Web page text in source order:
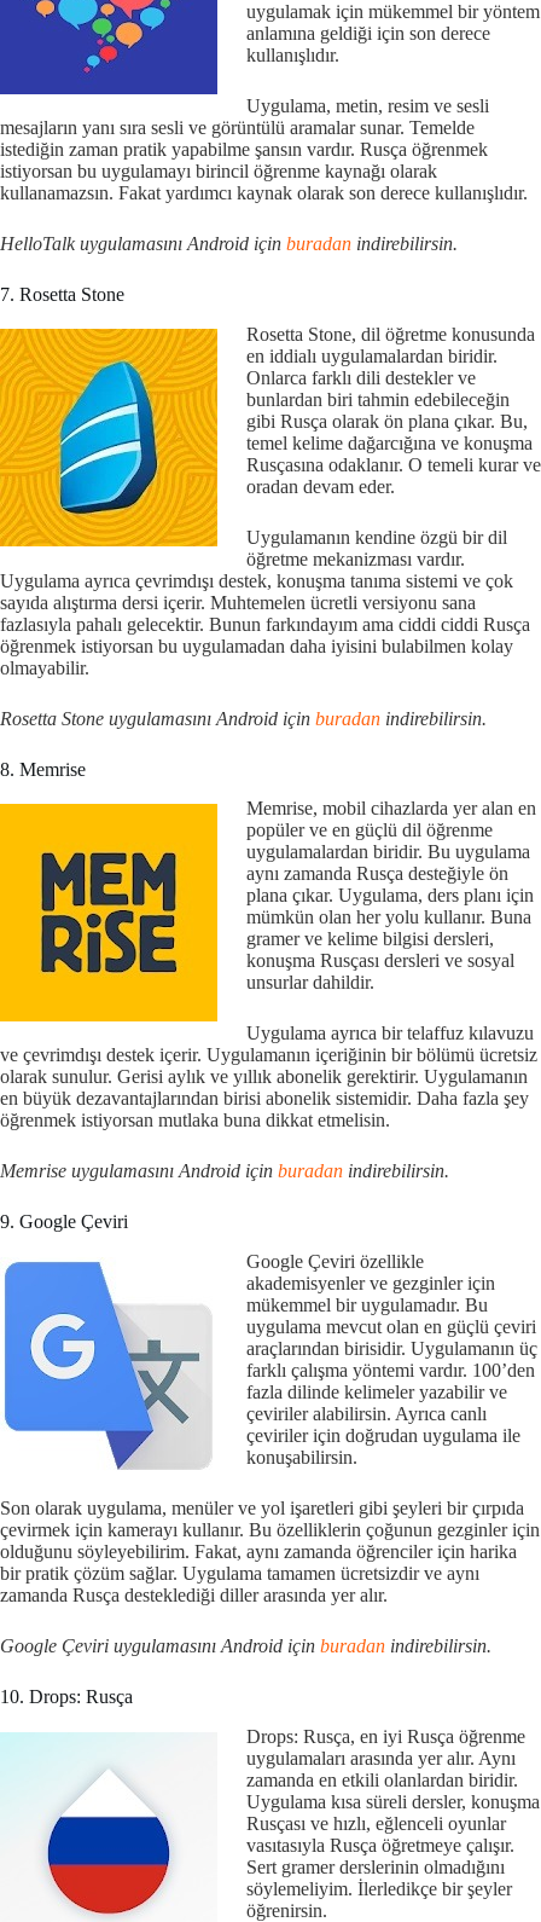
uygulamak için mükemmel bir yöntem
anlamına geldiği için son derece
kullanışlıdır.
Uygulama, metin, resim ve sesli
mesajların yanı sıra sesli ve görüntülü aramalar sunar. Temelde
istediğin zaman pratik yapabilme şansın vardır. Rusça öğrenmek
istiyorsan bu uygulamayı birincil öğrenme kaynağı olarak
kullanamazsın. Fakat yardımcı kaynak olarak son derece kullanışlıdır.
HelloTalk uygulamasını Android için buradan indirebilirsin.
7. Rosetta Stone
Rosetta Stone, dil öğretme konusunda
en iddialı uygulamalardan biridir.
Onlarca farklı dili destekler ve
bunlardan biri tahmin edebileceğin
gibi Rusça olarak ön plana çıkar. Bu,
temel kelime dağarcığına ve konuşma
Rusçasına odaklanır. O temeli kurar ve
oradan devam eder.
Uygulamanın kendine özgü bir dil
öğretme mekanizması vardır.
Uygulama ayrıca çevrimdışı destek, konuşma tanıma sistemi ve çok
sayıda alıştırma dersi içerir. Muhtemelen ücretli versiyonu sana
fazlasıyla pahalı gelecektir. Bunun farkındayım ama ciddi ciddi Rusça
öğrenmek istiyorsan bu uygulamadan daha iyisini bulabilmen kolay
olmayabilir.
Rosetta Stone uygulamasını Android için buradan indirebilirsin.
8. Memrise
Memrise, mobil cihazlarda yer alan en
popüler ve en güçlü dil öğrenme
uygulamalardan biridir. Bu uygulama
aynı zamanda Rusça desteğiyle ön
plana çıkar. Uygulama, ders planı için
mümkün olan her yolu kullanır. Buna
gramer ve kelime bilgisi dersleri,
konuşma Rusçası dersleri ve sosyal
unsurlar dahildir.
Uygulama ayrıca bir telaffuz kılavuzu
ve çevrimdışı destek içerir. Uygulamanın içeriğinin bir bölümü ücretsiz
olarak sunulur. Gerisi aylık ve yıllık abonelik gerektirir. Uygulamanın
en büyük dezavantajlarından birisi abonelik sistemidir. Daha fazla şey
öğrenmek istiyorsan mutlaka buna dikkat etmelisin.
Memrise uygulamasını Android için buradan indirebilirsin.
9. Google Çeviri
Google Çeviri özellikle
akademisyenler ve gezginler için
mükemmel bir uygulamadır. Bu
uygulama mevcut olan en güçlü çeviri
araçlarından birisidir. Uygulamanın üç
farklı çalışma yöntemi vardır. 100’den
fazla dilinde kelimeler yazabilir ve
çeviriler alabilirsin. Ayrıca canlı
çeviriler için doğrudan uygulama ile
konuşabilirsin.
Son olarak uygulama, menüler ve yol işaretleri gibi şeyleri bir çırpıda
çevirmek için kamerayı kullanır. Bu özelliklerin çoğunun gezginler için
olduğunu söyleyebilirim. Fakat, aynı zamanda öğrenciler için harika
bir pratik çözüm sağlar. Uygulama tamamen ücretsizdir ve aynı
zamanda Rusça desteklediği diller arasında yer alır.
Google Çeviri uygulamasını Android için buradan indirebilirsin.
10. Drops: Rusça
Drops: Rusça, en iyi Rusça öğrenme
uygulamaları arasında yer alır. Aynı
zamanda en etkili olanlardan biridir.
Uygulama kısa süreli dersler, konuşma
Rusçası ve hızlı, eğlenceli oyunlar
vasıtasıyla Rusça öğretmeye çalışır.
Sert gramer derslerinin olmadığını
söylemeliyim. İlerledikçe bir şeyler
öğrenirsin.